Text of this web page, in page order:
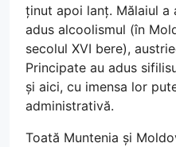
ținut apoi lanț. Mălaiul a
adus alcoolismul (în
secolul XVI bere),
Principate au adus
și aici, cu imensa lor
administrativă.
Toată Muntenia și